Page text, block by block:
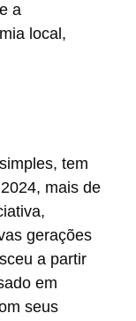
a
local,
tem
mais de
gerações
a partir
em
seus